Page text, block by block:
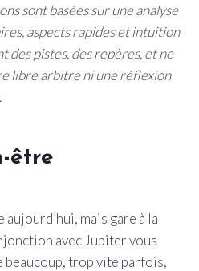
sont basées sur une analyse
aspects rapides et intuition
des pistes, des repères, et ne
libre arbitre ni une réflexion
être
mais gare à la
avec Jupiter vous
beaucoup, trop vite parfois,